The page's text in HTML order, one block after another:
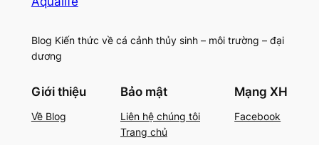
Blog Kiến thức về cá cảnh thủy sinh – môi trường – đại
dương
Giới thiệu
Về Blog
Bảo mật
Liên hệ chúng tôi
Trang chủ
Mạng XH
Facebook